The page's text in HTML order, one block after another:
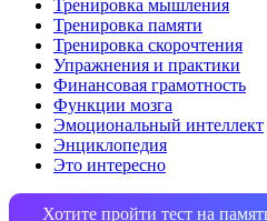
Тренировка мышления
Тренировка памяти
Тренировка скорочтения
Упражнения и практики
Финансовая грамотность
Функции мозга
Эмоциональный интеллект
Энциклопедия
Это интересно
Хотите пройти тест на